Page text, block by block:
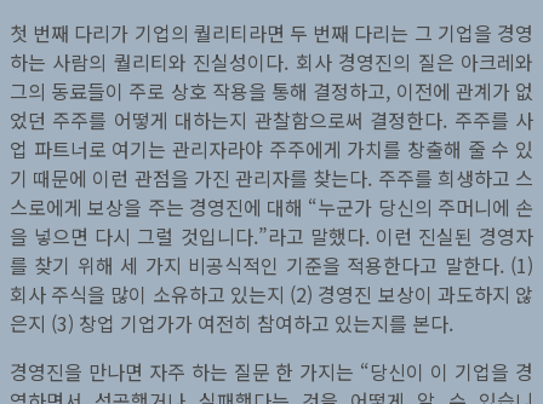
첫 번째 다리가 기업의 퀄리티라면 두 번째 다리는 그 기업을 경영
하는 사람의 퀄리티와 진실성이다. 회사 경영진의 질은 아크레와
그의 동료들이 주로 상호 작용을 통해 결정하고, 이전에 관계가 없
었던 주주를 어떻게 대하는지 관찰함으로써 결정한다. 주주를 사
업 파트너로 여기는 관리자라야 주주에게 가치를 창출해 줄 수 있
기 때문에 이런 관점을 가진 관리자를 찾는다. 주주를 희생하고 스
스로에게 보상을 주는 경영진에 대해 “누군가 당신의 주머니에 손
을 넣으면 다시 그럴 것입니다.”라고 말했다. 이런 진실된 경영자
를 찾기 위해 세 가지 비공식적인 기준을 적용한다고 말한다. (1)
회사 주식을 많이 소유하고 있는지 (2) 경영진 보상이 과도하지 않
은지 (3) 창업 기업가가 여전히 참여하고 있는지를 본다.
경영진을 만나면 자주 하는 질문 한 가지는 “당신이 이 기업을 경